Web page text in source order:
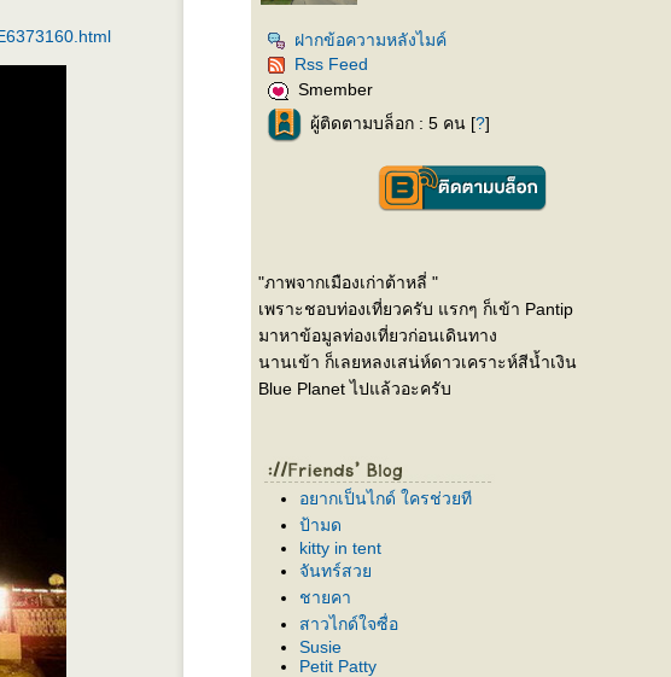
ฝากข้อความหลังไมค์
Rss Feed
Smember
ผู้ติดตามบล็อก : 5 คน [?]
"ภาพจากเมืองเก่าต้าหลี่ "
เพราะชอบท่องเที่ยวครับ แรกๆ ก็เข้า Pantip
มาหาข้อมูลท่องเที่ยวก่อนเดินทาง
นานเข้า ก็เลยหลงเสน่ห์ดาวเคราะห์สีน้ำเงิน
Blue Planet ไปแล้วอะครับ
อยากเป็นไกด์ ใครช่วยที
ป้ามด
kitty in tent
จันทร์สว
ชายคา
สาวไกด์ใจซื่อ
Susie
Petit Patty